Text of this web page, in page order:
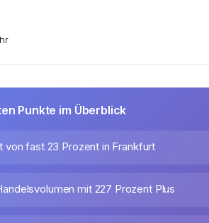
Punkte im Überblick
von fast 23 Prozent in Frankfurt
mit 227 Prozent Plus